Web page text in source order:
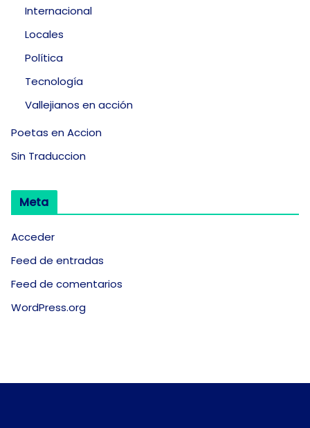
Internacional
Locales
Política
Tecnología
Vallejianos en acción
Poetas en Accion
Sin Traduccion
Meta
Acceder
Feed de entradas
Feed de comentarios
WordPress.org